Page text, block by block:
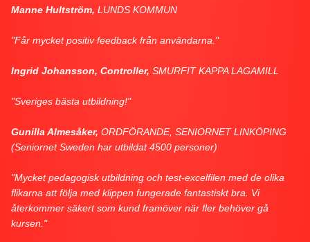
Manne Hultström, LUNDS KOMMUN
"Får mycket positiv feedback från användarna."
Ingrid Johansson, Controller, SMURFIT KAPPA LAGAMILL
"Sveriges bästa utbildning!"
Gunilla Almesåker, ORDFÖRANDE, SENIORNET LINKÖPING
(Seniornet Sweden har utbildat 4500 personer)
"Mycket pedagogisk utbildning och test-excelfilen med de olika
flikarna att följa med klippen fungerade fantastiskt bra. Vi
återkommer säkert som kund framöver när fler behöver gå
kursen."